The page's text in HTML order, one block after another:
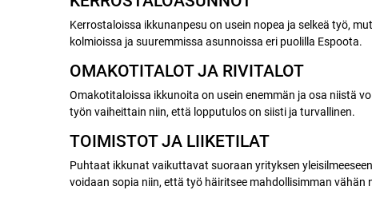
Kerrostaloissa ikkunanpesu on usein nopea ja selkeä työ,
kolmioissa ja suuremmissa asunnoissa eri puolilla Espoota.
OMAKOTITALOT JA RIVITALOT
Omakotitaloissa ikkunoita on usein enemmän ja osa niistä
työn vaiheittain niin, että lopputulos on siisti ja turvallinen.
TOIMISTOT JA LIIKETILAT
Puhtaat ikkunat vaikuttavat suoraan yrityksen
voidaan sopia niin, että työ häiritsee mahdollisimman vähän